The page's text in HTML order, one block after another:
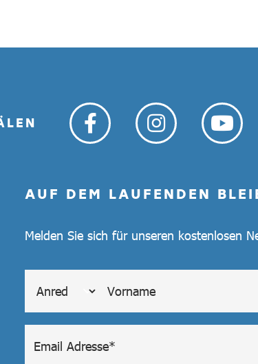
AUF DEM LAUFENDEN
Melden Sie sich für unseren kostenlosen